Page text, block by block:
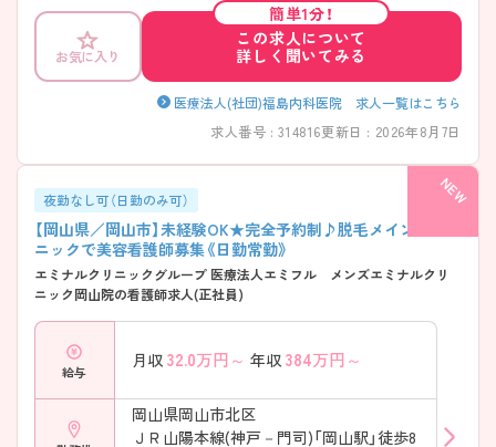
お気に入り
簡単1分！
この求人について
詳しく聞いてみる
医療法人(社団)福島内科医院 求人一覧はこちら
求人番号 : 314816更新日 : 2026年8月7日
夜勤なし可（日勤のみ可）
【岡山県／岡山市】未経験OK★完全予約制♪脱毛メインのクリ
ニックで美容看護師募集《日勤常勤》
エミナルクリニックグループ 医療法人エミフル メンズエミナルクリ
ニック岡山院の看護師求人(正社員)
給与
月収 32.0万円～ 年収 384万円～
岡山県岡山市北区
ＪＲ山陽本線(神戸－門司)「岡山駅」徒歩8